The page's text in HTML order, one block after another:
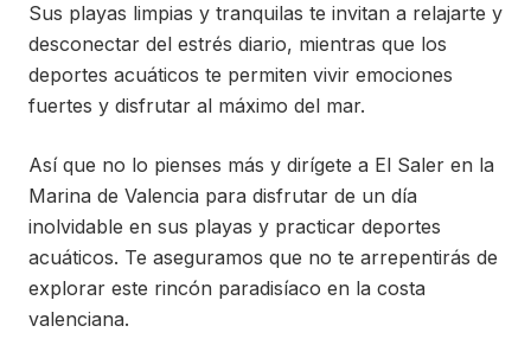
Sus playas limpias y tranquilas te invitan a relajarte y
desconectar del estrés diario, mientras que los
deportes acuáticos te permiten vivir emociones
fuertes y disfrutar al máximo del mar.
Así que no lo pienses más y dirígete a El Saler en la
Marina de Valencia para disfrutar de un día
inolvidable en sus playas y practicar deportes
acuáticos. Te aseguramos que no te arrepentirás de
explorar este rincón paradisíaco en la costa
valenciana.